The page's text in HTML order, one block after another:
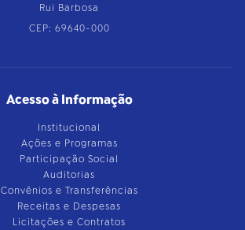
Rui Barbosa
CEP: 69640-000
Acesso à Informação
Institucional
Ações e Programas
Participação Social
Auditorias
Convênios e Transferências
Receitas e Despesas
Licitações e Contratos